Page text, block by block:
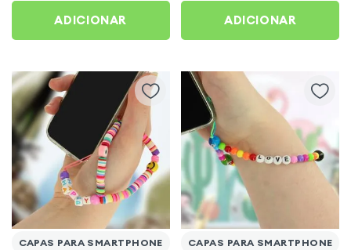
ADICIONAR ADICIONAR
CAPAS PARA SMARTPHONE CAPAS PARA SMARTPHONE